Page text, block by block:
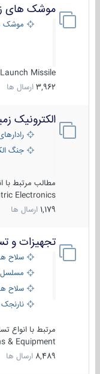
موشک های
موشک
Launch Missile
3,962 ارسال ها
الکترونیک
رادارهای
جنگ
مطالب مرتبط با
Electronics
1,179 ارسال ها
تجهیزات و
سلاح
مسلسل
سلاح
نارنجک
مرتبط با انواع
& Equipment
8,489 ارسال ها